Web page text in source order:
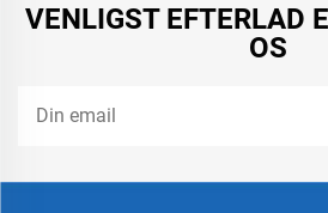
VENLIGST EFTERLAD
OS